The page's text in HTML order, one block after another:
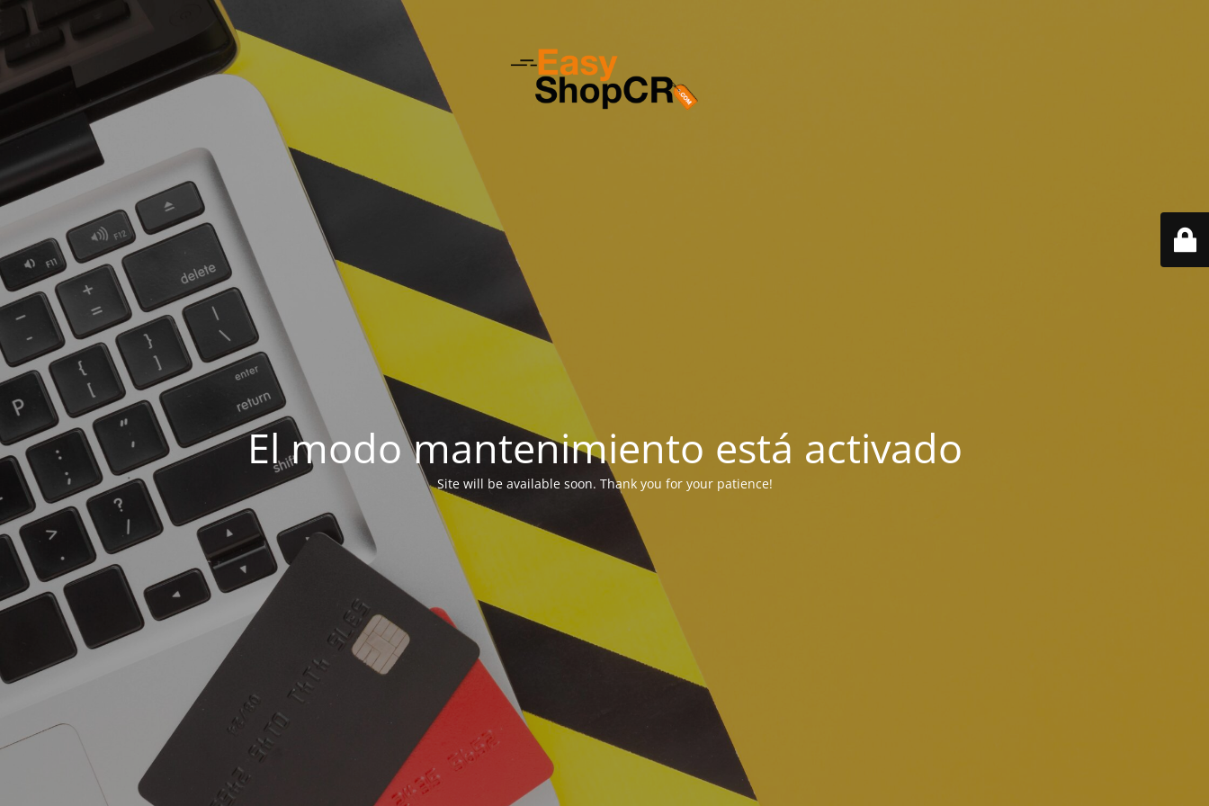
El modo mantenimiento está activado
Site will be available soon. Thank you for your patience!